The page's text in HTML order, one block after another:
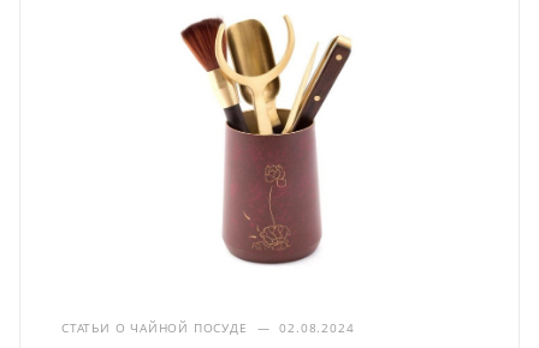
СТАТЬИ О ЧАЙНОЙ ПОСУДЕ — 02.08.2024